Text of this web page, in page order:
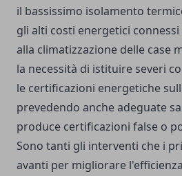
il bassissimo isolamento
gli alti costi energetici
alla climatizzazione delle case
la necessità di istituire severi
le certificazioni energetiche
prevedendo anche adeguate
produce certificazioni false o
Sono tanti gli interventi che i
avanti per migliorare